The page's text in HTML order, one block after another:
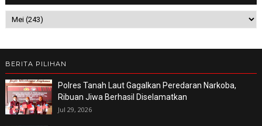
BERITA PILIHAN
Polres Tanah Laut Gagalkan Peredaran Narkoba,
Ribuan Jiwa Berhasil Diselamatkan
Jul 29, 2026